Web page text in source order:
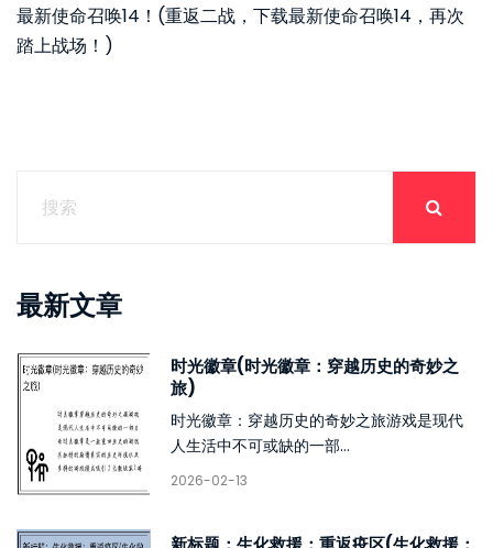
最新使命召唤14！(重返二战，下载最新使命召唤14，再次
踏上战场！)
最新文章
时光徽章(时光徽章：穿越历史的奇妙之
旅)
时光徽章：穿越历史的奇妙之旅游戏是现代
人生活中不可或缺的一部...
2026-02-13